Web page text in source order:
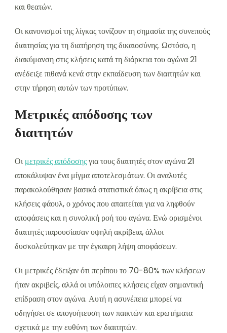
και θεατών.
Οι κανονισμοί της λίγκας τονίζουν τη σημασία της συνεπούς
διαιτησίας για τη διατήρηση της δικαιοσύνης. Ωστόσο, η
διακύμανση στις κλήσεις κατά τη διάρκεια του αγώνα 21
ανέδειξε πιθανά κενά στην εκπαίδευση των διαιτητών και
στην τήρηση αυτών των προτύπων.
Μετρικές απόδοσης των
διαιτητών
Οιμετρικές απόδοσηςγια τους διαιτητές στον αγώνα 21
αποκάλυψαν ένα μίγμα αποτελεσμάτων. Οι αναλυτές
παρακολούθησαν βασικά στατιστικά όπως η ακρίβεια στις
κλήσεις φάουλ, ο χρόνος που απαιτείται για να ληφθούν
αποφάσεις και η συνολική ροή του αγώνα. Ενώ ορισμένοι
διαιτητές παρουσίασαν υψηλή ακρίβεια, άλλοι
δυσκολεύτηκαν με την έγκαιρη λήψη αποφάσεων.
Οι μετρικές έδειξαν ότι περίπου το 70-80% των κλήσεων
ήταν ακριβείς, αλλά οι υπόλοιπες κλήσεις είχαν σημαντική
επίδραση στον αγώνα. Αυτή η ασυνέπεια μπορεί να
οδηγήσει σε απογοήτευση των παικτών και ερωτήματα
σχετικά με την ευθύνη των διαιτητών.